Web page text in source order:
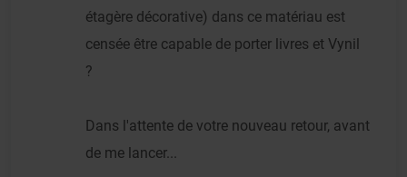
étagère décorative) dans ce matériau est
censée être capable de porter livres et Vynil
?
Dans l'attente de votre nouveau retour, avant
de me lancer...